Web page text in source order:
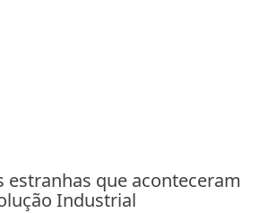
estranhas que aconteceram
Industrial